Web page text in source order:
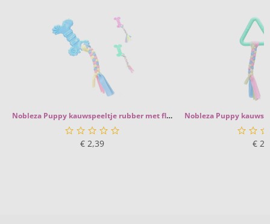
Nobleza Puppy kauwspeeltje rubber met flos
€ 2,39 €